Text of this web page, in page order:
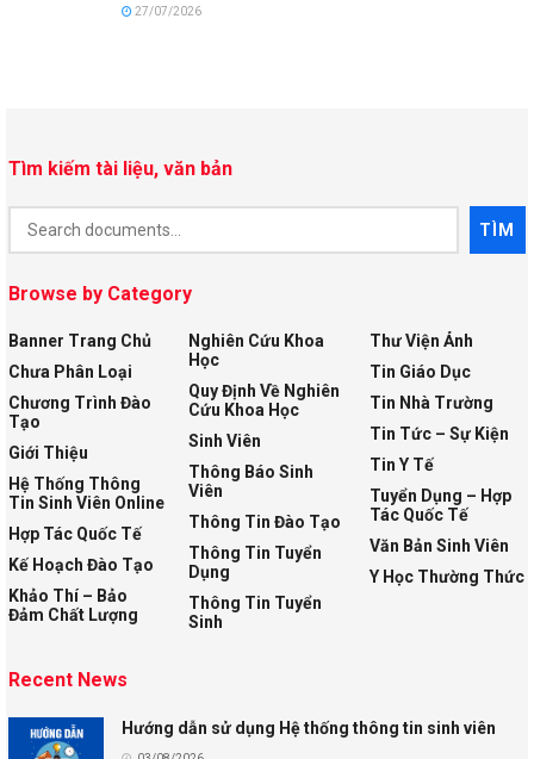
27/07/2026
Tìm kiếm tài liệu, văn bản
Document
TÌM
Browse by Category
Banner Trang Chủ
Chưa Phân Loại
Chương Trình Đào
Tạo
Giới Thiệu
Hệ Thống Thông
Tin Sinh Viên Online
Hợp Tác Quốc Tế
Kế Hoạch Đào Tạo
Khảo Thí – Bảo
Đảm Chất Lượng
Nghiên Cứu Khoa
Học
Quy Định Về Nghiên
Cứu Khoa Học
Sinh Viên
Thông Báo Sinh
Viên
Thông Tin Đào Tạo
Thông Tin Tuyển
Dụng
Thông Tin Tuyển
Sinh
Thư Viện Ảnh
Tin Giáo Dục
Tin Nhà Trường
Tin Tức – Sự Kiện
Tin Y Tế
Tuyển Dụng – Hợp
Tác Quốc Tế
Văn Bản Sinh Viên
Y Học Thường Thức
Recent News
Hướng dẫn sử dụng Hệ thống thông tin sinh viên